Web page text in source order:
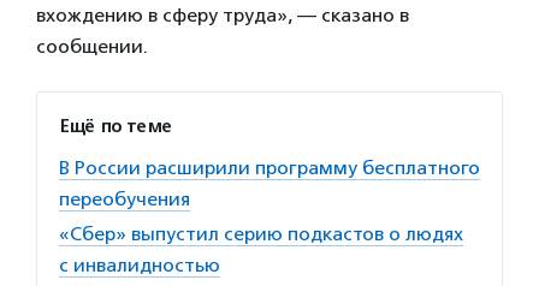
вхождению в сферу труда», — сказано в
сообщении.
Ещё по теме
В России расширили программу бесплатного
переобучения
«Сбер» выпустил серию подкастов о людях
с инвалидностью